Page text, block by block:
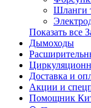
Шланги
Показать все
Дымоходы
Доставка и
Акции и
Помощник